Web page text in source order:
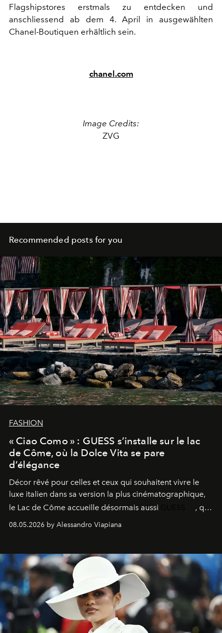
Flagshipstores erstmals zu entdecken und
anschliessend ab dem 4. April in ausgewählten
Chanel-Boutiquen erhältlich sein.
chanel.com
Image Credits:
ZVG
Recommended posts for you
FASHION
« Ciao Como » : GUESS s’installe sur le lac
de Côme, où la Dolce Vita se pare
d’élégance
Décor rêvé pour celles et ceux qui souhaitent vivre le
luxe italien dans sa version la plus cinématographique,
le Lac de Côme accueille désormais aussi
, qui
fragrances. L’une des opérations de style les plus
08.05.2026 by Alessandro Viapiana